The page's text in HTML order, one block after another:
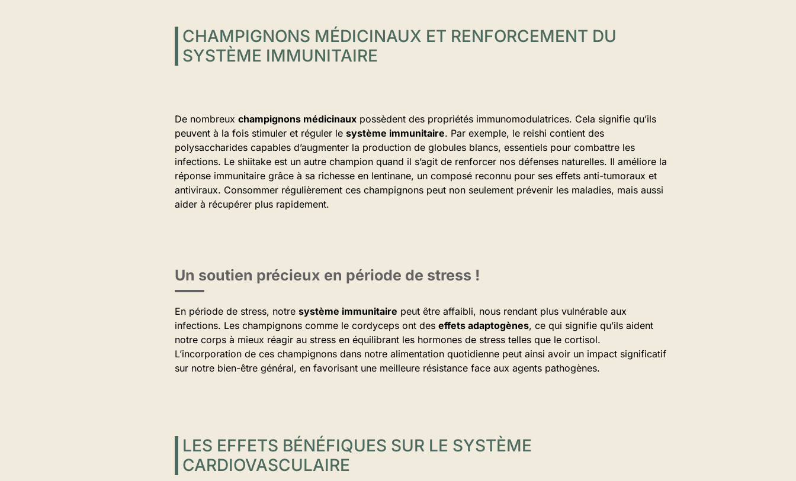
CHAMPIGNONS MÉDICINAUX ET RENFORCEMENT DU
SYSTÈME IMMUNITAIRE
De nombreux champignons médicinaux possèdent des propriétés immunomodulatrices. Cela signifie qu’ils
peuvent à la fois stimuler et réguler le système immunitaire. Par exemple, le reishi contient des
polysaccharides capables d’augmenter la production de globules blancs, essentiels pour combattre les
infections. Le shiitake est un autre champion quand il s’agit de renforcer nos défenses naturelles. Il améliore la
réponse immunitaire grâce à sa richesse en lentinane, un composé reconnu pour ses effets anti-tumoraux et
antiviraux. Consommer régulièrement ces champignons peut non seulement prévenir les maladies, mais aussi
aider à récupérer plus rapidement.
Un soutien précieux en période de stress !
En période de stress, notre système immunitaire peut être affaibli, nous rendant plus vulnérable aux
infections. Les champignons comme le cordyceps ont des effets adaptogènes, ce qui signifie qu’ils aident
notre corps à mieux réagir au stress en équilibrant les hormones de stress telles que le cortisol.
L’incorporation de ces champignons dans notre alimentation quotidienne peut ainsi avoir un impact significatif
sur notre bien-être général, en favorisant une meilleure résistance face aux agents pathogènes.
LES EFFETS BÉNÉFIQUES SUR LE SYSTÈME
CARDIOVASCULAIRE